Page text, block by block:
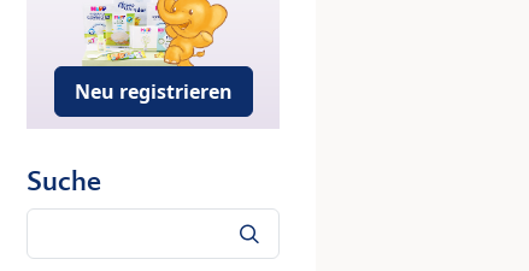
Neu registrieren
Suche